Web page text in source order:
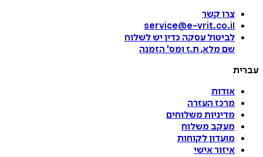
צרו קשר
service@e-vrit.co.il
לביטול עסקה כדין יש לשלוח
שם מלא, ת.ז ומס' הזמנה
עברית
אודות
מרכז העזרה
מדיניות משלוחים
מעקב משלוח
מועדון לקוחות
איזור אישי